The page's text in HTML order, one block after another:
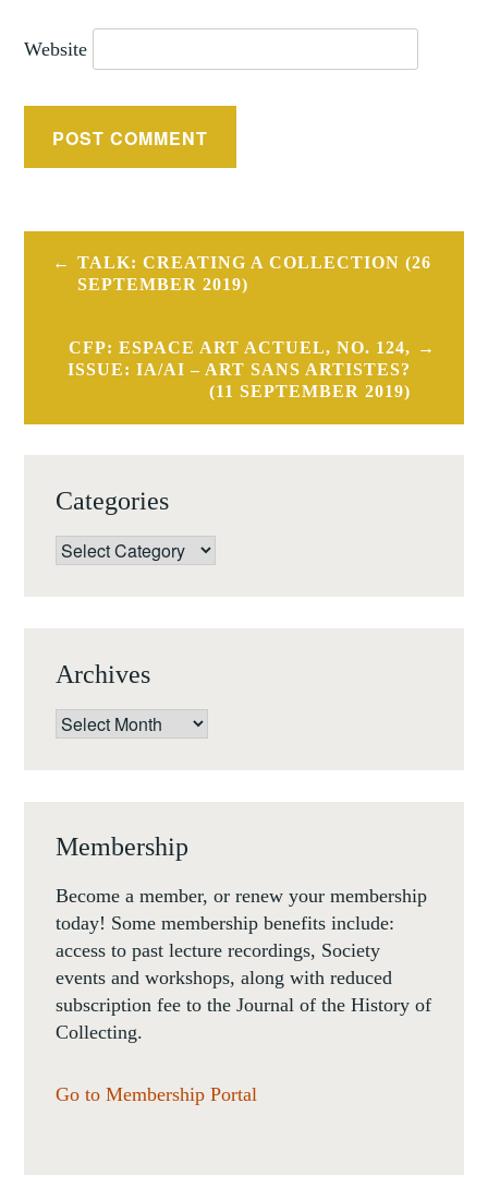
Website
Post
navigation
TALK: CREATING A COLLECTION (26
SEPTEMBER 2019)
CFP: ESPACE ART ACTUEL, NO. 124,
ISSUE: IA/AI – ART SANS ARTISTES?
(11 SEPTEMBER 2019)
Categories
Categories
Archives
Archives
Membership
Become a member, or renew your membership
today! Some membership benefits include:
access to past lecture recordings, Society
events and workshops, along with reduced
subscription fee to the Journal of the History of
Collecting.
Go to Membership Portal